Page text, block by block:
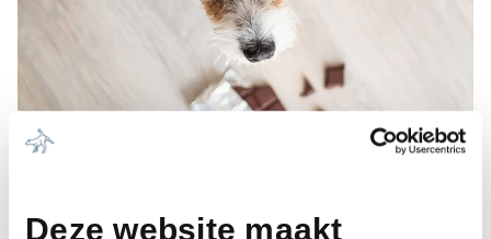
Deze website maakt